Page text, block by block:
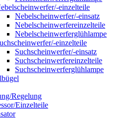
einzelteile
Nebelscheinwerfer/-einsatz
Nebelscheinwerfereinzelteile
Nebelscheinwerferglühlampe
einzelteile
Suchscheinwerfer/-einsatz
Suchscheinwerfereinzelteile
Suchscheinwerferglühlampe
Regelung
Einzelteile